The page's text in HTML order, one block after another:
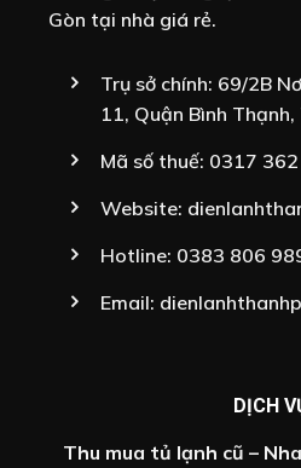
Gòn tại nhà giá rẻ.
Trụ sở chính: 69/2B
11, Quận Bình Thạnh,
Mã số thuế: 0317
Website:
Hotline: 0383 806
Email:
DỊCH
Thu mua tủ lạnh cũ –